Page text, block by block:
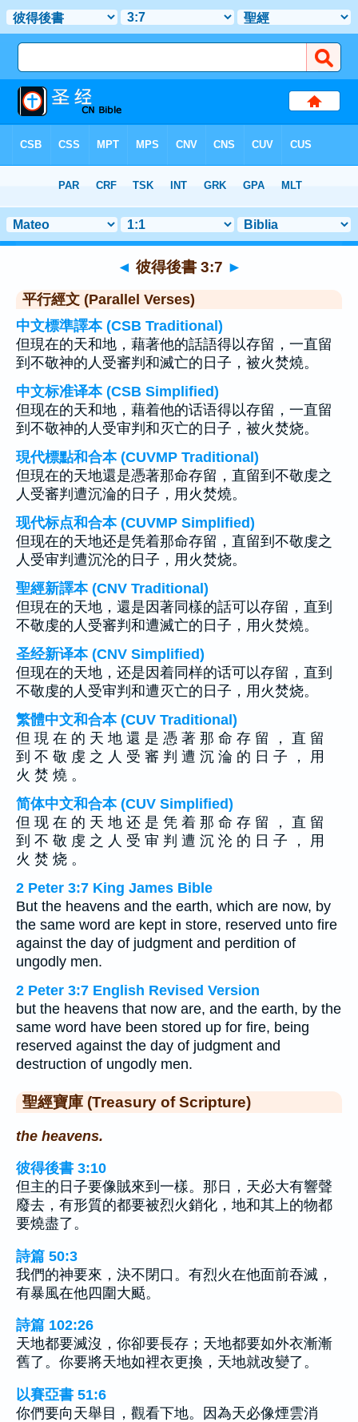
> 聖經金句 7
◄ 彼得後書 3:7 ►
平行經文 (Parallel Verses)
中文標準譯本 (CSB Traditional)
但現在的天和地，藉著他的話語得以存留，一直留
到不敬神的人受審判和滅亡的日子，被火焚燒。
中文标准译本 (CSB Simplified)
但现在的天和地，藉着他的话语得以存留，一直留
到不敬神的人受审判和灭亡的日子，被火焚烧。
現代標點和合本 (CUVMP Traditional)
但現在的天地還是憑著那命存留，直留到不敬虔之
人受審判遭沉淪的日子，用火焚燒。
现代标点和合本 (CUVMP Simplified)
但现在的天地还是凭着那命存留，直留到不敬虔之
人受审判遭沉沦的日子，用火焚烧。
聖經新譯本 (CNV Traditional)
但現在的天地，還是因著同樣的話可以存留，直到
不敬虔的人受審判和遭滅亡的日子，用火焚燒。
圣经新译本 (CNV Simplified)
但现在的天地，还是因着同样的话可以存留，直到
不敬虔的人受审判和遭灭亡的日子，用火焚烧。
繁體中文和合本 (CUV Traditional)
但 現 在 的 天 地 還 是 憑 著 那 命 存 留 ， 直 留
到 不 敬 虔 之 人 受 審 判 遭 沉 淪 的 日 子 ， 用
火 焚 燒 。
简体中文和合本 (CUV Simplified)
但 现 在 的 天 地 还 是 凭 着 那 命 存 留 ， 直 留
到 不 敬 虔 之 人 受 审 判 遭 沉 沦 的 日 子 ， 用
火 焚 烧 。
2 Peter 3:7 King James Bible
But the heavens and the earth, which are now, by
the same word are kept in store, reserved unto fire
against the day of judgment and perdition of
ungodly men.
2 Peter 3:7 English Revised Version
but the heavens that now are, and the earth, by the
same word have been stored up for fire, being
reserved against the day of judgment and
destruction of ungodly men.
聖經寶庫 (Treasury of Scripture)
the heavens.
彼得後書 3:10
但主的日子要像賊來到一樣。那日，天必大有響聲
廢去，有形質的都要被烈火銷化，地和其上的物都
要燒盡了。
詩篇 50:3
我們的神要來，決不閉口。有烈火在他面前吞滅，
有暴風在他四圍大颳。
詩篇 102:26
天地都要滅沒，你卻要長存；天地都要如外衣漸漸
舊了。你要將天地如裡衣更換，天地就改變了。
以賽亞書 51:6
你們要向天舉目，觀看下地。因為天必像煙雲消